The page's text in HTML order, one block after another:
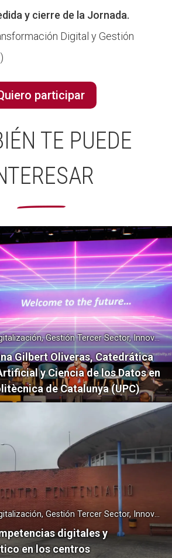
y cierre de la Jornada.
Digital y Gestión
participar
TE PUEDE
Gilbert Oliveras, Catedrática
y Ciencia de los Datos en
de Catalunya (UPC)
04.08.2026 • Blog, Digitalización, Gestión Tercer Sector, Innovación, Tercer Sector, Transformación digital
digitales y
en los centros
03.08.2026 • Blog, Digitalización, Gestión Tercer Sector, Innovación, Tercer Sector, Transformación digital